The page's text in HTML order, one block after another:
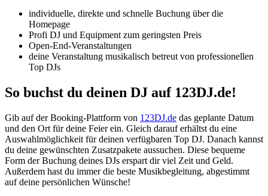
individuelle, direkte und schnelle Buchung über die
Homepage
Profi DJ und Equipment zum geringsten Preis
Open-End-Veranstaltungen
deine Veranstaltung musikalisch betreut von professionellen
Top DJs
So buchst du deinen DJ auf 123DJ.de!
Gib auf der Booking-Plattform von 123DJ.de das geplante Datum
und den Ort für deine Feier ein. Gleich darauf erhältst du eine
Auswahlmöglichkeit für deinen verfügbaren Top DJ. Danach kannst
du deine gewünschten Zusatzpakete aussuchen. Diese bequeme
Form der Buchung deines DJs erspart dir viel Zeit und Geld.
Außerdem hast du immer die beste Musikbegleitung, abgestimmt
auf deine persönlichen Wünsche!